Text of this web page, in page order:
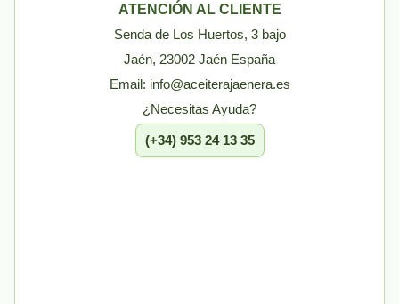
ATENCIÓN AL CLIENTE
Senda de Los Huertos, 3 bajo
Jaén, 23002 Jaén España
Email: info@aceiterajaenera.es
¿Necesitas Ayuda?
(+34) 953 24 13 35